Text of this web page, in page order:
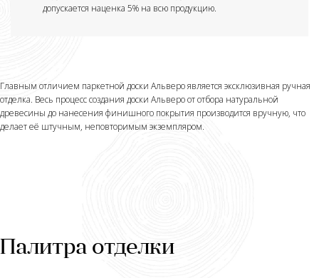
допускается наценка 5% на всю продукцию.
Главным отличием паркетной доски Альверо является эксклюзивная ручная
отделка. Весь процесс создания доски Альверо от отбора натуральной
древесины до нанесения финишного покрытия производится вручную, что
делает её штучным, неповторимым экземпляром.
Палитра отделки